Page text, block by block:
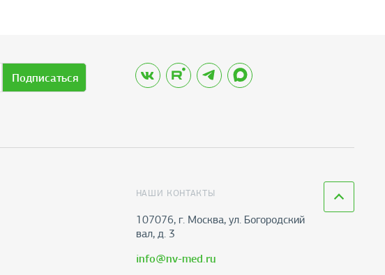
Подписаться
НАШИ КОНТАКТЫ
107076, г. Москва, ул. Богородский
вал, д. 3
info@nv-med.ru